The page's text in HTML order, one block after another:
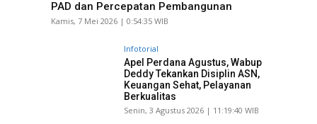
PAD dan Percepatan Pembangunan
Kamis, 7 Mei 2026 | 0:54:35 WIB
Infotorial
Apel Perdana Agustus, Wabup
Deddy Tekankan Disiplin ASN,
Keuangan Sehat, Pelayanan
Berkualitas
Senin, 3 Agustus 2026 | 11:19:40 WIB